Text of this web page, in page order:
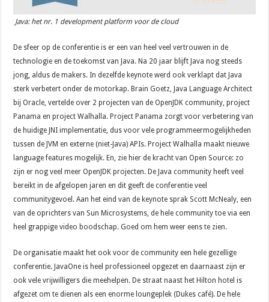
Java: het nr. 1 development platform voor de cloud
De sfeer op de conferentie is er een van heel veel vertrouwen in de
technologie en de toekomst van Java. Na 20 jaar blijft Java nog steeds
jong, aldus de makers. In dezelfde keynote werd ook verklapt dat Java
sterk verbetert onder de motorkap. Brain Goetz, Java Language Architect
bij Oracle, vertelde over 2 projecten van de OpenJDK community, project
Panama en project Walhalla. Project Panama zorgt voor verbetering van
de huidige JNI implementatie, dus voor vele programmeermogelijkheden
tussen de JVM en externe (niet-Java) APIs. Project Walhalla maakt nieuwe
language features mogelijk. En, zie hier de kracht van Open Source: zo
zijn er nog veel meer OpenJDK projecten. De Java community heeft veel
bereikt in de afgelopen jaren en dit geeft de conferentie veel
communitygevoel. Aan het eind van de keynote sprak Scott McNealy, een
van de oprichters van Sun Microsystems, de hele community toe via een
heel grappige video boodschap. Goed om hem weer eens te zien.
De organisatie maakt het ook voor de community een hele gezellige
conferentie. JavaOne is heel professioneel opgezet en daarnaast zijn er
ook vele vrijwilligers die meehelpen. De straat naast het Hilton hotel is
afgezet om te dienen als een enorme loungeplek (Dukes café). De hele